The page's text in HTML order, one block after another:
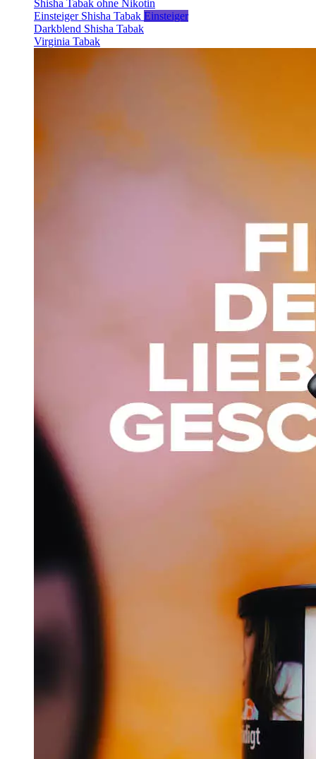
Shisha Tabak ohne Nikotin
Einsteiger Shisha Tabak Einsteiger
Darkblend Shisha Tabak
Virginia Tabak